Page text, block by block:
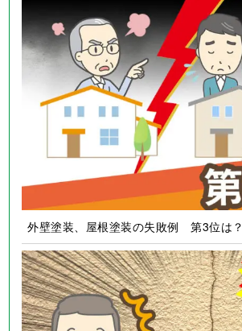
外壁塗装、屋根塗装の失敗例 第3位は？